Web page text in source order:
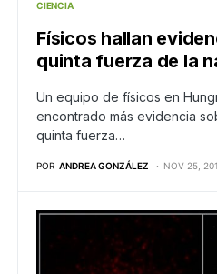
CIENCIA
Físicos hallan
quinta fuerza de la
Un equipo de físicos en
encontrado más evidencia
quinta fuerza…
POR ANDREA GONZÁLEZ NOV 25,